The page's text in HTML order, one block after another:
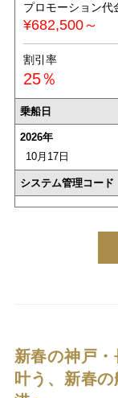
プロモーション代
¥682,500～
割引率
25％
乗船日
2026年
10月17日
システム管理コード
新春の神戸
叶う、新春